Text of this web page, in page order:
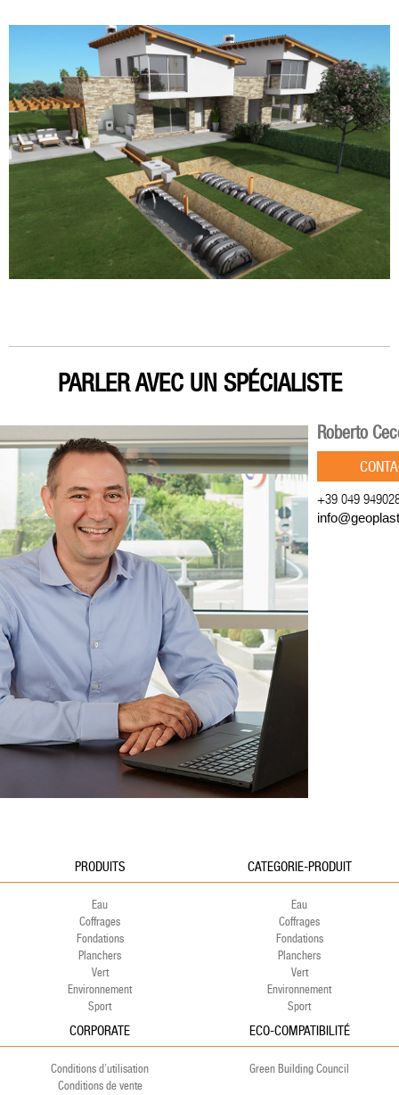
PARLER AVEC UN SPÉCIALISTE
Roberto
+39 049
PRODUITS
Eau
Coffrages
Fondations
Planchers
Vert
Environnement
Sport
CATEGORIE-PRODUIT
Eau
Coffrages
Fondations
Planchers
Vert
Environnement
Sport
CORPORATE
Conditions d’utilisation
Conditions de vente
ECO-COMPATIBILITÉ
Green Building Council